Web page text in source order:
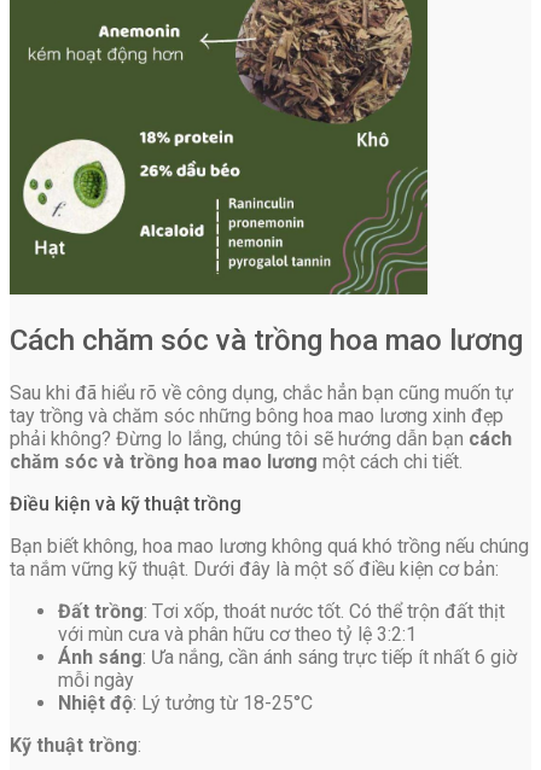
Cách chăm sóc và trồng hoa mao lương
Sau khi đã hiểu rõ về công dụng, chắc hẳn bạn cũng muốn tự
tay trồng và chăm sóc những bông hoa mao lương xinh đẹp
phải không? Đừng lo lắng, chúng tôi sẽ hướng dẫn bạn cách
chăm sóc và trồng hoa mao lương một cách chi tiết.
Điều kiện và kỹ thuật trồng
Bạn biết không, hoa mao lương không quá khó trồng nếu chúng
ta nắm vững kỹ thuật. Dưới đây là một số điều kiện cơ bản:
Đất trồng: Tơi xốp, thoát nước tốt. Có thể trộn đất thịt
với mùn cưa và phân hữu cơ theo tỷ lệ 3:2:1
Ánh sáng: Ưa nắng, cần ánh sáng trực tiếp ít nhất 6 giờ
mỗi ngày
Nhiệt độ: Lý tưởng từ 18-25°C
Kỹ thuật trồng: